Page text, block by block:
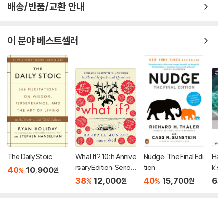
배송/반품/교환 안내
이 분야 베스트셀러
The Daily Stoic
40% 10,900원
What If? 10th Annive
rsary Edition: Seriou
s Scientific Answers
38% 12,000원
Nudge: The Final Edi
tion
40% 15,700원